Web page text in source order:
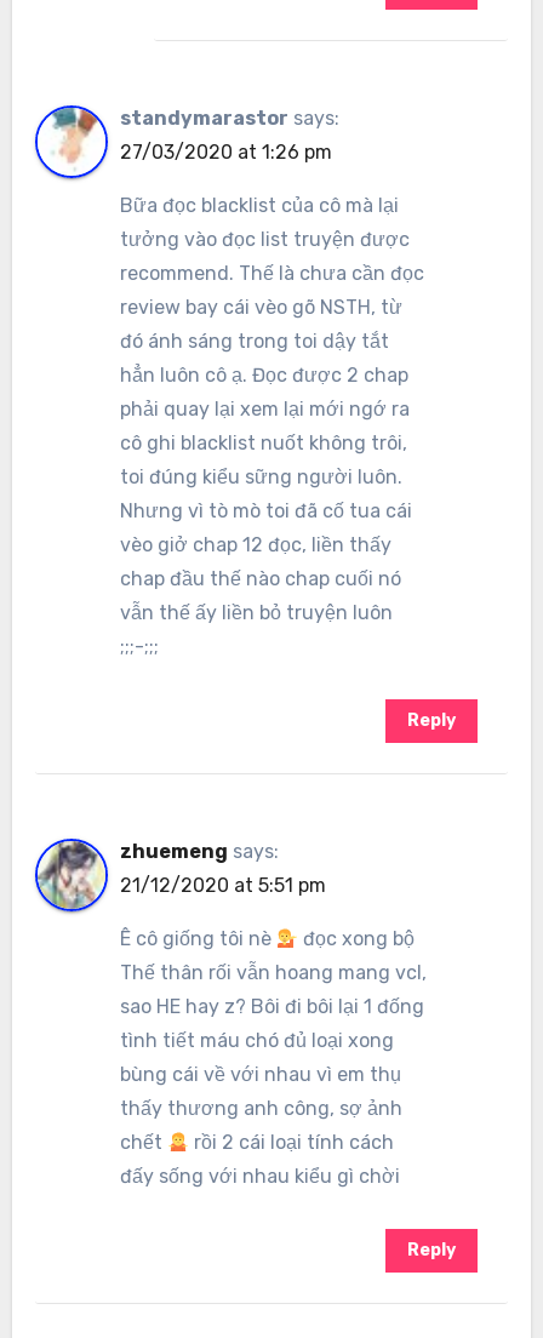
standymarastor says:
27/03/2020 at 1:26 pm
Bữa đọc blacklist của cô mà lại
tưởng vào đọc list truyện được
recommend. Thế là chưa cần đọc
review bay cái vèo gõ NSTH, từ
đó ánh sáng trong toi dậy tắt
hẳn luôn cô ạ. Đọc được 2 chap
phải quay lại xem lại mới ngớ ra
cô ghi blacklist nuốt không trôi,
toi đúng kiểu sững người luôn.
Nhưng vì tò mò toi đã cố tua cái
vèo giở chap 12 đọc, liền thấy
chap đầu thế nào chap cuối nó
vẫn thế ấy liền bỏ truyện luôn
;;;-;;;
Reply
zhuemeng says:
21/12/2020 at 5:51 pm
Ê cô giống tôi nè
đọc xong bộ
Thế thân rối vẫn hoang mang vcl,
sao HE hay z? Bôi đi bôi lại 1 đống
tình tiết máu chó đủ loại xong
bùng cái về với nhau vì em thụ
thấy thương anh công, sợ ảnh
chết
rồi 2 cái loại tính cách
đấy sống với nhau kiểu gì chời
Reply